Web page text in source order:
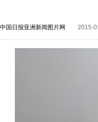
中国日报亚洲新闻图片网 2015-